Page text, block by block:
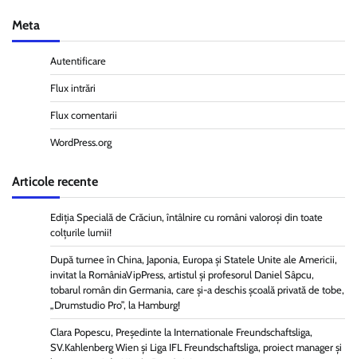
Meta
Autentificare
Flux intrări
Flux comentarii
WordPress.org
Articole recente
Ediția Specială de Crăciun, întâlnire cu români valoroși din toate
colțurile lumii!
După turnee în China, Japonia, Europa și Statele Unite ale Americii,
invitat la RomâniaVipPress, artistul și profesorul Daniel Sâpcu,
tobarul român din Germania, care și-a deschis școală privată de tobe,
„Drumstudio Pro”, la Hamburg!
Clara Popescu, Președinte la Internationale Freundschaftsliga,
SV.Kahlenberg Wien şi Liga IFL Freundschaftsliga, proiect manager și